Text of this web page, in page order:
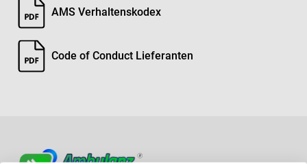
AMS Verhaltenskodex
Code of Conduct Lieferanten